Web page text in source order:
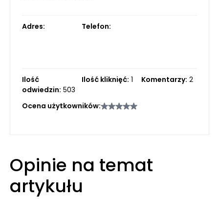
Adres: Telefon:
Ilość
odwiedzin: 503
Ilość kliknięć: 1 Komentarzy: 2
Ocena użytkowników:
Opinie na temat
artykułu